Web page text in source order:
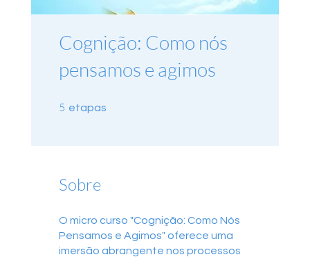
Cognição: Como nós
pensamos e agimos
5 etapas
Sobre
O micro curso "Cognição: Como Nós
Pensamos e Agimos" oferece uma
imersão abrangente nos processos